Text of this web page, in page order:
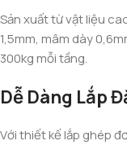
Sản xuất từ vật liệu
1,5mm, mâm dày
300kg mỗi tầng.
Dễ Dàng Lắp
Với thiết kế lắp ghép